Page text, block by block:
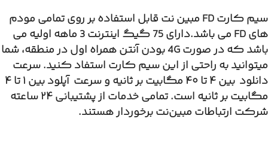
سیم کارت FD مبین نت قابل استفاده بر روی تمامی مودم
های FD می باشد.دارای 75 گیگ اینترنت 3 ماهه اولیه می
باشد که در صورت 4G بودن آنتن همراه اول در منطقه، شما
میتوانید به راحتی از این سیم کارت استفاد کنید. سرعت
دانلود بین ۴ تا ۴۰ مگابیت بر ثانیه و سرعت آپلود بین ۱ تا ۴
مگابیت بر ثانیه است. تمامی خدمات از پشتیبانی ۲۴ ساعته
شرکت ارتباطات مبین‌نت برخوردار هستند.